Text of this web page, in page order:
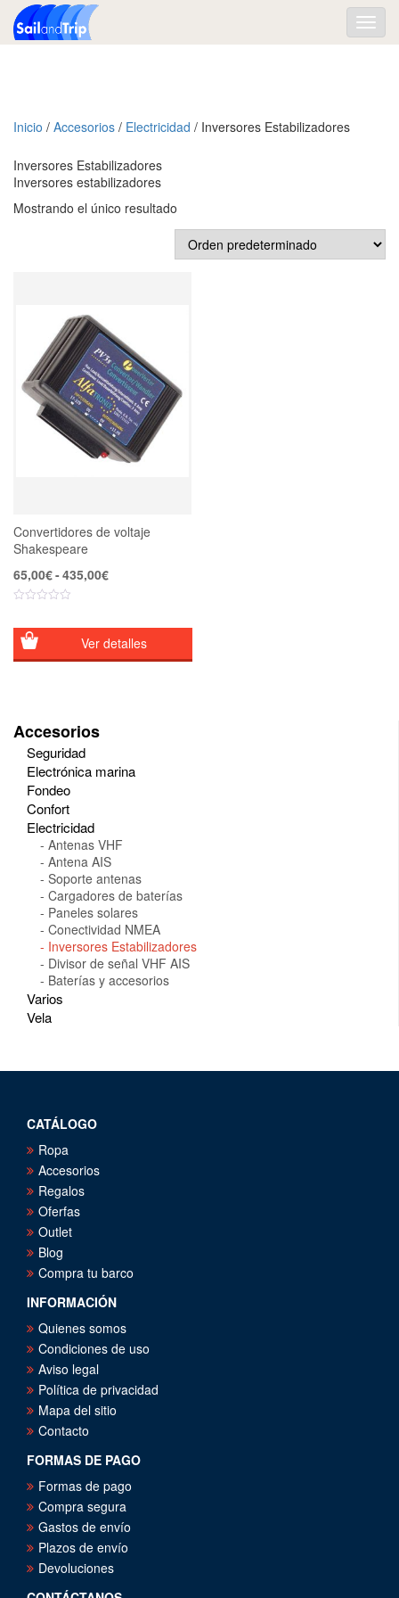
Inicio / Accesorios / Electricidad / Inversores Estabilizadores
Inversores Estabilizadores
Inversores estabilizadores
Mostrando el único resultado
Convertidores de voltaje
Shakespeare
65,00€-435,00€Rango
desde
65,00€
hasta
Ver detalles
Accesorios
Seguridad
Electrónica marina
Fondeo
Confort
Electricidad
Antenas VHF
Antena AIS
Soporte antenas
Cargadores de baterías
Paneles solares
Conectividad NMEA
Inversores Estabilizadores
Divisor de señal VHF AIS
Baterías y accesorios
Varios
Vela
CATÁLOGO
Ropa
Accesorios
Regalos
Oferfas
Outlet
Blog
Compra tu barco
INFORMACIÓN
Quienes somos
Condiciones de uso
Aviso legal
Política de privacidad
Mapa del sitio
Contacto
FORMAS DE PAGO
Formas de pago
Compra segura
Gastos de envío
Plazos de envío
Devoluciones